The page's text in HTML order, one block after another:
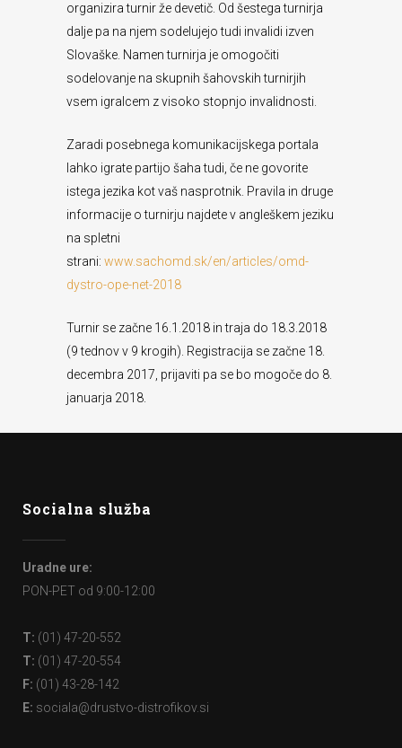
organizira turnir že devetič. Od šestega turnirja
dalje pa na njem sodelujejo tudi invalidi izven
Slovaške. Namen turnirja je omogočiti
sodelovanje na skupnih šahovskih turnirjih
vsem igralcem z visoko stopnjo invalidnosti.
Zaradi posebnega komunikacijskega portala
lahko igrate partijo šaha tudi, če ne govorite
istega jezika kot vaš nasprotnik. Pravila in druge
informacije o turnirju najdete v angleškem jeziku
na spletni
strani: www.sachomd.sk/en/articles/omd-
dystro-ope-net-2018
Turnir se začne 16.1.2018 in traja do 18.3.2018
(9 tednov v 9 krogih). Registracija se začne 18.
decembra 2017, prijaviti pa se bo mogoče do 8.
januarja 2018.
Socialna služba
Uradne ure:
PON-PET od 9:00-12:00
T: (01) 47-20-552
T: (01) 47-20-554
F: (01) 43-28-142
E: sociala@drustvo-distrofikov.si